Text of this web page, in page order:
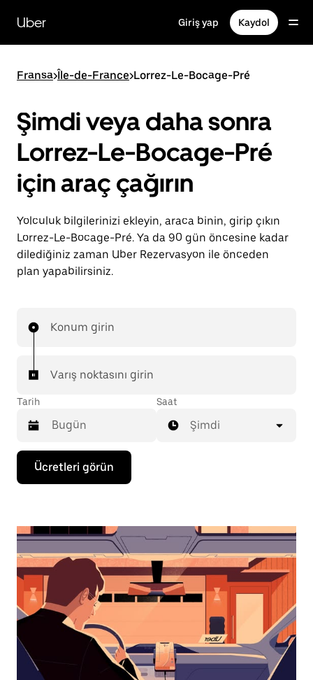
içeriğe
gidinUber Giriş yap Kaydol
Fransa>Île-de-France>Lorrez-Le-Bocage-Pré
Şimdi veya daha sonra
Lorrez-Le-Bocage-Pré
için araç çağırın
Yolculuk bilgilerinizi ekleyin, araca binin, girip çıkın
Lorrez-Le-Bocage-Pré. Ya da 90 gün öncesine kadar
dilediğiniz zaman Uber Rezervasyon ile önceden
plan yapabilirsiniz.
Konum girin
Varış noktasını girin
Tarih
Takvimle
etkileşime
geçmek
seçmek
aşağı
ok
tuşuna
basın.
Takvimi
kapatmak
için
escape
tuşuna
basın.
Saat
Şimdi
Ücretleri görün